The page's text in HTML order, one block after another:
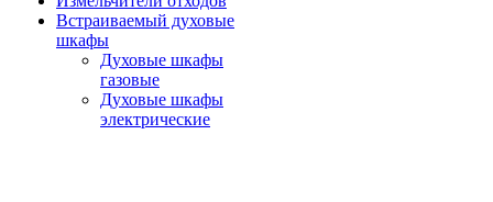
Встраиваемый духовые
шкафы
Духовые шкафы
газовые
Духовые шкафы
электрические